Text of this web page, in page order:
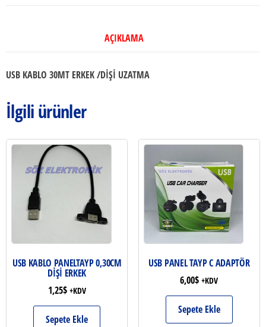
AÇIKLAMA
USB KABLO 30MT ERKEK /DİŞİ UZATMA
İlgili ürünler
USB KABLO PANELTAYP 0,30CM
DİŞİ ERKEK
1,25$ +KDV
Sepete Ekle
USB PANEL TAYP C ADAPTÖR
6,00$ +KDV
Sepete Ekle